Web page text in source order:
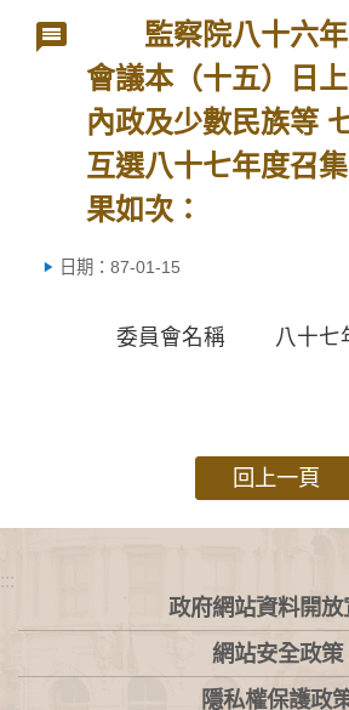
監察院八十六年
會議本（十五）日
內政及少數民族等
互選八十七年度召
果如次：
日期：87-01-15
委員會名稱 八十七年
回上一頁
:::
政府網站資料開放
網站安全政策
隱私權保護政